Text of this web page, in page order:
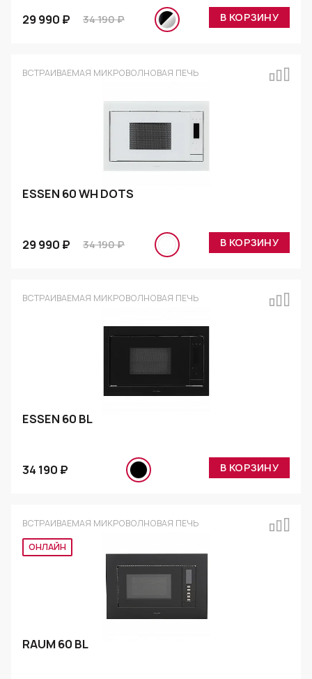
29 990 ₽ 34 190 ₽ В КОРЗИНУ
ВСТРАИВАЕМАЯ МИКРОВОЛНОВАЯ ПЕЧЬ
ESSEN 60 WH DOTS
29 990 ₽ 34 190 ₽ В КОРЗИНУ
ВСТРАИВАЕМАЯ МИКРОВОЛНОВАЯ ПЕЧЬ
ESSEN 60 BL
34 190 ₽ В КОРЗИНУ
ВСТРАИВАЕМАЯ МИКРОВОЛНОВАЯ ПЕЧЬ
ОНЛАЙН
RAUM 60 BL